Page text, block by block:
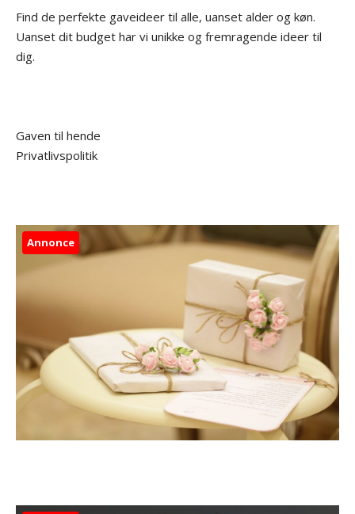
Find de perfekte gaveideer til alle, uanset alder og køn.
Uanset dit budget har vi unikke og fremragende ideer til
dig.
Gaven til hende
Privatlivspolitik
Annonce